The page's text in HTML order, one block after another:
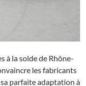
à la solde de Rhône-
les fabricants
parfaite adaptation à